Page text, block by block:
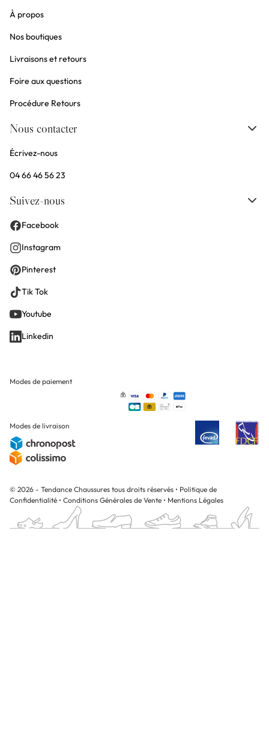
À propos
Nos boutiques
Livraisons et retours
Foire aux questions
Procédure Retours
Nous contacter
Écrivez-nous
04 66 46 56 23
Suivez-nous
Facebook
Instagram
Pinterest
Tik Tok
Youtube
Linkedin
Modes de paiement
Modes de livraison
© 2026 - Tendance Chaussures tous droits réservés • Politique de
Confidentialité • Conditions Générales de Vente • Mentions Légales